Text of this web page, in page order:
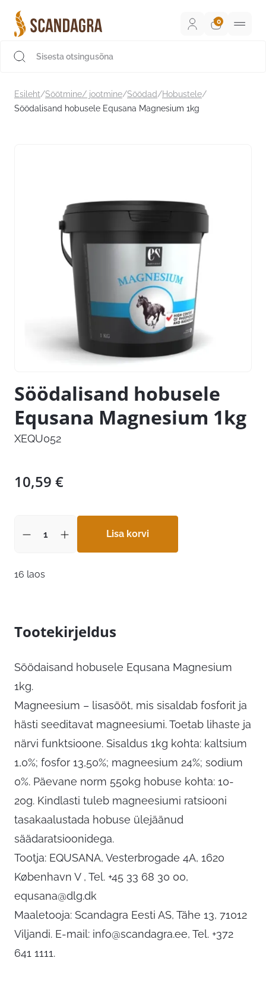
sisu
juurde
Esileht/Söötmine/ jootmine/Söödad/Hobustele/
Söödalisand hobusele Equsana Magnesium 1kg
Söödalisand hobusele
Equsana Magnesium 1kg
XEQU052
10,59 €
Lisa korvi
16 laos
Tootekirjeldus
Söödaisand hobusele Equsana Magnesium
1kg.
Magneesium – lisasööt, mis sisaldab fosforit ja
hästi seeditavat magneesiumi. Toetab lihaste ja
närvi funktsioone. Sisaldus 1kg kohta: kaltsium
1,0%; fosfor 13,50%; magneesium 24%; sodium
0%. Päevane norm 550kg hobuse kohta: 10-
20g. Kindlasti tuleb magneesiumi ratsiooni
tasakaalustada hobuse ülejäänud
säädaratsioonidega.
Tootja: EQUSANA, Vesterbrogade 4A, 1620
København V , Tel. +45 33 68 30 00,
equsana@dlg.dk
Maaletooja: Scandagra Eesti AS, Tähe 13, 71012
Viljandi. E-mail: info@scandagra.ee, Tel. +372
641 1111.